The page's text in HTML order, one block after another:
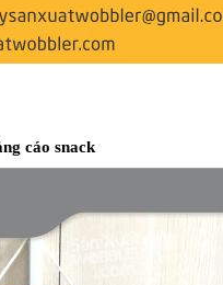
cáo snack